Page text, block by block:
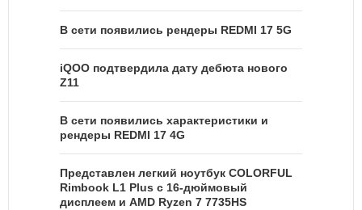
В сети появились рендеры REDMI 17 5G
iQOO подтвердила дату дебюта нового
Z11
В сети появились характеристики и
рендеры REDMI 17 4G
Представлен легкий ноутбук COLORFUL
Rimbook L1 Plus с 16-дюймовый
дисплеем и AMD Ryzen 7 7735HS